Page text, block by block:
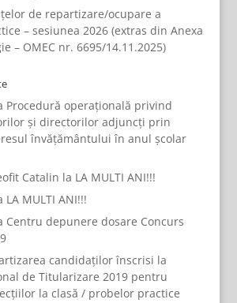
de repartizare/ocupare a
– sesiunea 2026 (extras din Anexa
– OMEC nr. 6695/14.11.2025)
Procedură operațională privind
și directorilor adjuncți prin
învățământului în anul școlar
Catalin la LA MULTI ANI!!!
LA MULTI ANI!!!
Centru depunere dosare Concurs
candidaților înscrisi la
de Titularizare 2019 pentru
la clasă / probelor practice